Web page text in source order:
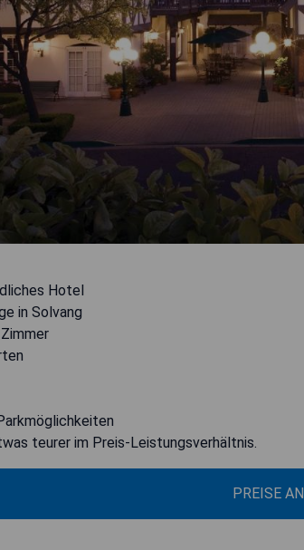
Hotel
in Solvang
teurer im Preis-Leistungsverhältnis.
PREISE